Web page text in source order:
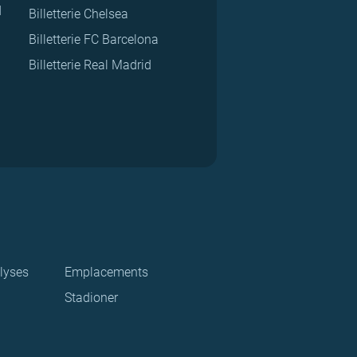
Billetterie Chelsea
Billetterie FC Barcelona
Billetterie Real Madrid
Emplacements
Stadioner